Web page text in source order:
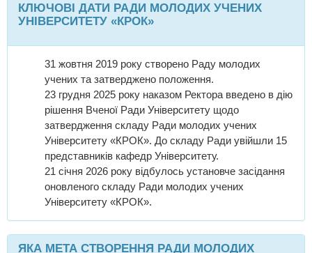
КЛЮЧОВІ ДАТИ РАДИ МОЛОДИХ УЧЕНИХ
УНІВЕРСИТЕТУ «КРОК»
31 жовтня 2019 року створено Раду молодих
учених та затверджено положення.
23 грудня 2025 року наказом Ректора введено в дію
рішення Вченої Ради Університету щодо
затвердження складу Ради молодих учених
Університету «КРОК». До складу Ради увійшли 15
представників кафедр Університету.
21 січня 2026 року відбулось установче засідання
оновленого складу Ради молодих учених
Університету «КРОК».
ЯКА МЕТА СТВОРЕННЯ РАДИ МОЛОДИХ